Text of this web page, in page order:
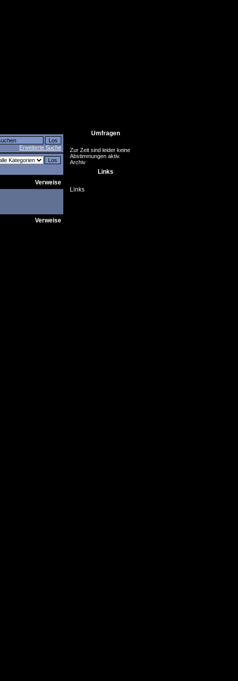
Erweiterte Suche
Verweise
Verweise
Umfragen
Zur Zeit sind leider keine
Abstimmungen aktiv.
Archiv
Links
Links